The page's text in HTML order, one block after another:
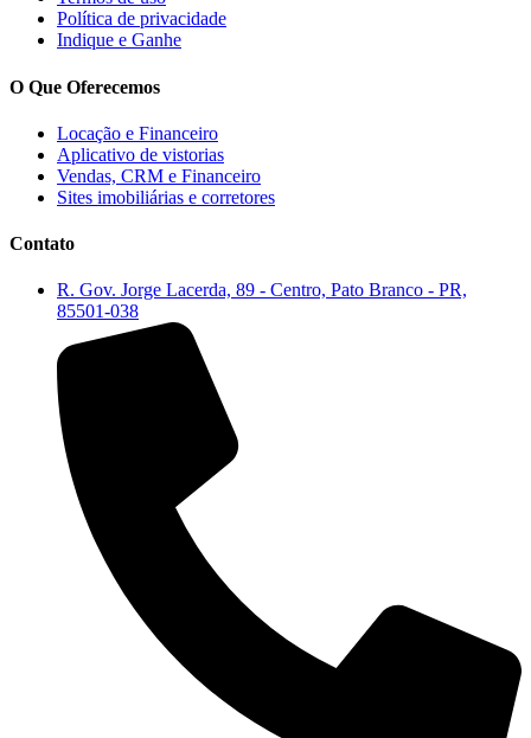
Política de privacidade
Indique e Ganhe
O Que Oferecemos
Locação e Financeiro
Aplicativo de vistorias
Vendas, CRM e Financeiro
Sites imobiliárias e corretores
Contato
R. Gov. Jorge Lacerda, 89 - Centro, Pato Branco - PR,
85501-038